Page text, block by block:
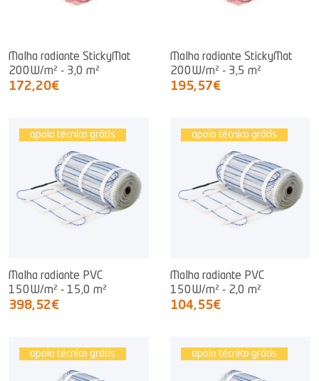
Malha radiante StickyMat
200W/m² - 3,0 m²
172,20€
Malha radiante StickyMat
200W/m² - 3,5 m²
195,57€
apoio técnico grátis
Malha radiante PVC
150W/m² - 15,0 m²
398,52€
apoio técnico grátis
Malha radiante PVC
150W/m² - 2,0 m²
104,55€
apoio técnico grátis apoio técnico grátis